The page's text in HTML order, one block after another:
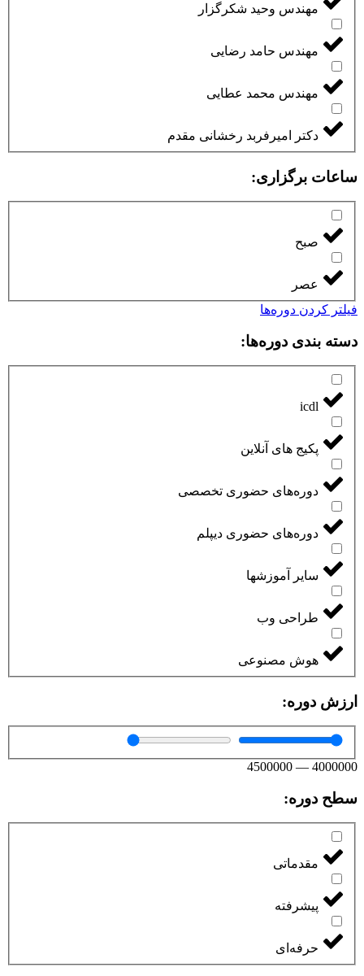
مهندس وحید شکرگزار
مهندس حامد رضایی
مهندس محمد عطایی
دکتر امیرفربد رخشانی مقدم
ساعات برگزاری:
صبح
عصر
فیلتر کردن دوره‌ها
دسته بندی دوره‌ها:
icdl
پکیج های آنلاین
دوره‌های حضوری تخصصی
دوره‌های حضوری دیپلم
سایر آموزشها
طراحی وب
هوش مصنوعی
ارزش دوره:
4000000
—
4500000
سطح دوره:
مقدماتی
پیشرفته
حرفه‌ای